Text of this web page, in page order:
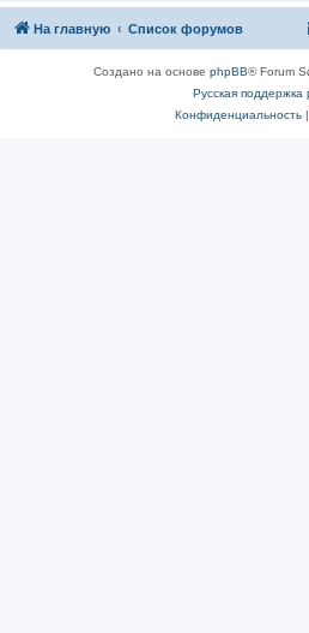
На главную Список форумов
Создано на основе phpBB® Forum
Русская поддержка
Конфиденциальность|